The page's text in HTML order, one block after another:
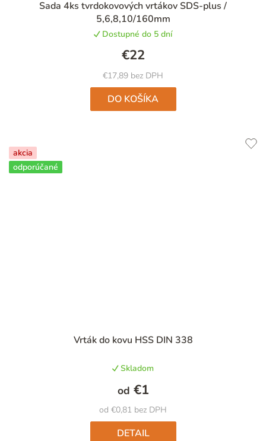
Sada 4ks tvrdokovových vrtákov SDS-plus /
5,6,8,10/160mm
Dostupné do 5 dní
€17,89 bez DPH
€22
DO KOŠÍKA
akcia
odporúčané
Vrták do kovu HSS DIN 338
hodnotenie
je
5,0
z
5
hviezdičiek.
Skladom
od €0,81 bez DPH
od €1
DETAIL